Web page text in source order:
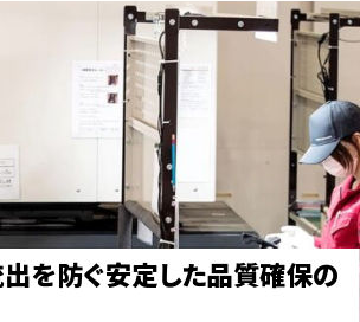
を防ぐ安定した品質確保の